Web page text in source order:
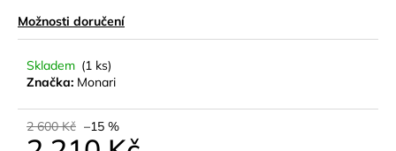
Možnosti doručení
Skladem (1 ks)
Značka: Monari
2 600 Kč –15 %
o
p
o
u
č